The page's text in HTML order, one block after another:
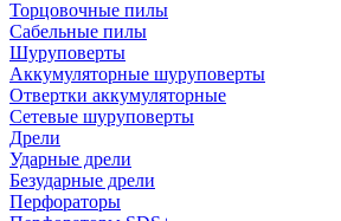
Торцовочные пилы
Сабельные пилы
Шуруповерты
Аккумуляторные шуруповерты
Отвертки аккумуляторные
Сетевые шуруповерты
Дрели
Ударные дрели
Безударные дрели
Перфораторы